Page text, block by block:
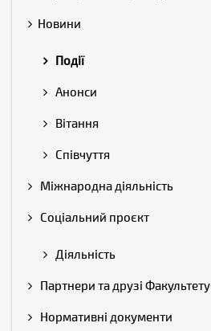
Новини
Події
Анонси
Вітання
Співчуття
Міжнародна діяльність
Соціальний проєкт
Діяльність
Партнери та друзі Факультету
Нормативні документи